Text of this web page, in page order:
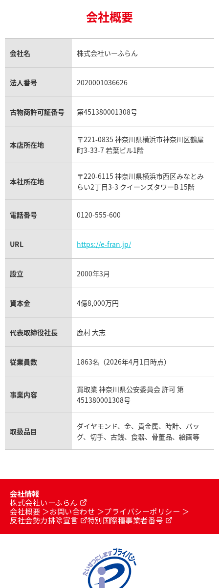
金貨買取
貴金属買取
銀・シルバー買取
パラジウム買取
トパーズ買取
タンザナイト買取
キャッツアイ買取
アクアマリン買取
ロレックス エクスプローラー買取
ロレックス デイトジャスト買取
パテック フィリップノーチラス買取
ヴァシュロン・コンスタンタン買取
オメガ買取
カルティエ買取
フランク ミュラー買取
リシャール・ミル買取
パネライ買取
チューダー（チュードル）買取
シャネル マトラッセ買取
セリーヌ買取
プラダ買取
ヴァンクリーフ＆アーペル買取
ショーメ買取
ダミアーニ買取
モーブッサン買取
会社概要
会社名 株式会社いーふらん
法人番号 2020001036626
古物商許可証番号 第451380001308号
本店所在地
〒221-0835 神奈川県横浜市神奈川区鶴屋
町3-33-7 若葉ビル1階
本社所在地
〒220-6115 神奈川県横浜市西区みなとみ
らい2丁目3-3 クイーンズタワーB 15階
電話番号 0120-555-600
URL https://e-fran.jp/
設立 2000年3月
資本金 4億8,000万円
代表取締役社長 鹿村 大志
従業員数 1863名（2026年4月1日時点）
事業内容
買取業 神奈川県公安委員会 許可 第
451380001308号
取扱品目
ダイヤモンド、金、貴金属、時計、バッ
グ、切手、古銭、食器、骨董品、絵画等
会社情報
株式会社いーふらん
会社概要
お問い合わせ
プライバシーポリシー
反社会勢力排除宣言
特別国際種事業者番号